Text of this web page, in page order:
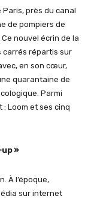
près du canal
de pompiers de
nouvel écrin de la
carrés répartis sur
en son cœur,
quarantaine de
Parmi
Loom et ses cinq
»
À l’époque,
sur internet